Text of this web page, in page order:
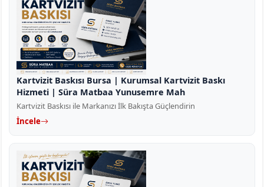
Kartvizit Baskısı Bursa | Kurumsal Kartvizit Baskı
Hizmeti | Süra Matbaa Yunusemre Mah
Kartvizit Baskısı ile Markanızı İlk Bakışta Güçlendirin
İncele